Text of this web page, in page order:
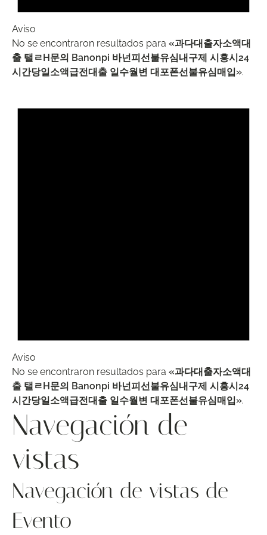
Aviso
No se encontraron resultados para «과다대출자소액대
출 탤ㄹH문의 Banonpi 바넌피선불유심내구제 시흥시24
시간당일소액급전대출 일수월변 대포폰선불유심매입».
Aviso
No se encontraron resultados para «과다대출자소액대
출 탤ㄹH문의 Banonpi 바넌피선불유심내구제 시흥시24
시간당일소액급전대출 일수월변 대포폰선불유심매입».
Navegación de
vistas
Navegación de vistas de
Evento